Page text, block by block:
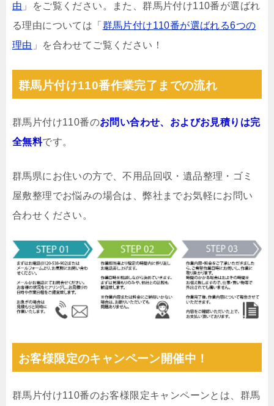
由 」をご覧ください。また、群馬片付け110番が選ばれ
る理由については「 群馬片付け110番が選ばれる6つの
理由 」を合わせてご覧ください！
群馬片付け110番作業完了までの流れ
群馬片付け110番のお問い合わせ、およびお見積りは完
全無料です。
群馬県にお住いの方で、不用品回収・遺品整理・ゴミ
屋敷整理でお悩みの場合は、弊社までお気軽にお問い
合わせください。
お客様限定のキャンペーン開催中！
群馬片付け110番のお客様限定キャンペーンとは、群馬